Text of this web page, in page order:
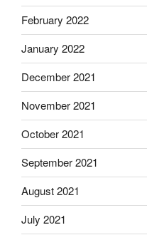
February 2022
January 2022
December 2021
November 2021
October 2021
September 2021
August 2021
July 2021